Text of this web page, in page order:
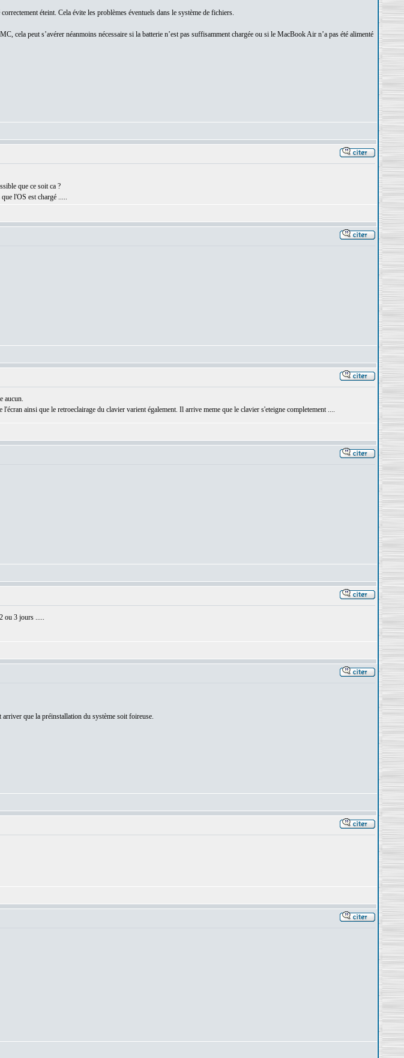
éteint. Cela évite les problèmes éventuels dans le système de fichiers.
cela peut s’avérer néanmoins nécessaire si la batterie n’est pas suffisamment chargée ou si le MacBook Air n’a pas été alimenté
que ce soit ca ?
l'OS est chargé .....
aucun.
ainsi que le retroeclairage du clavier varient également. Il arrive meme que le clavier s'eteigne completement ....
ou 3 jours .....
que la préinstallation du système soit foireuse.